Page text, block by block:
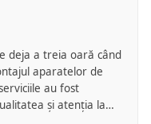
aparatelor de
și atenția la